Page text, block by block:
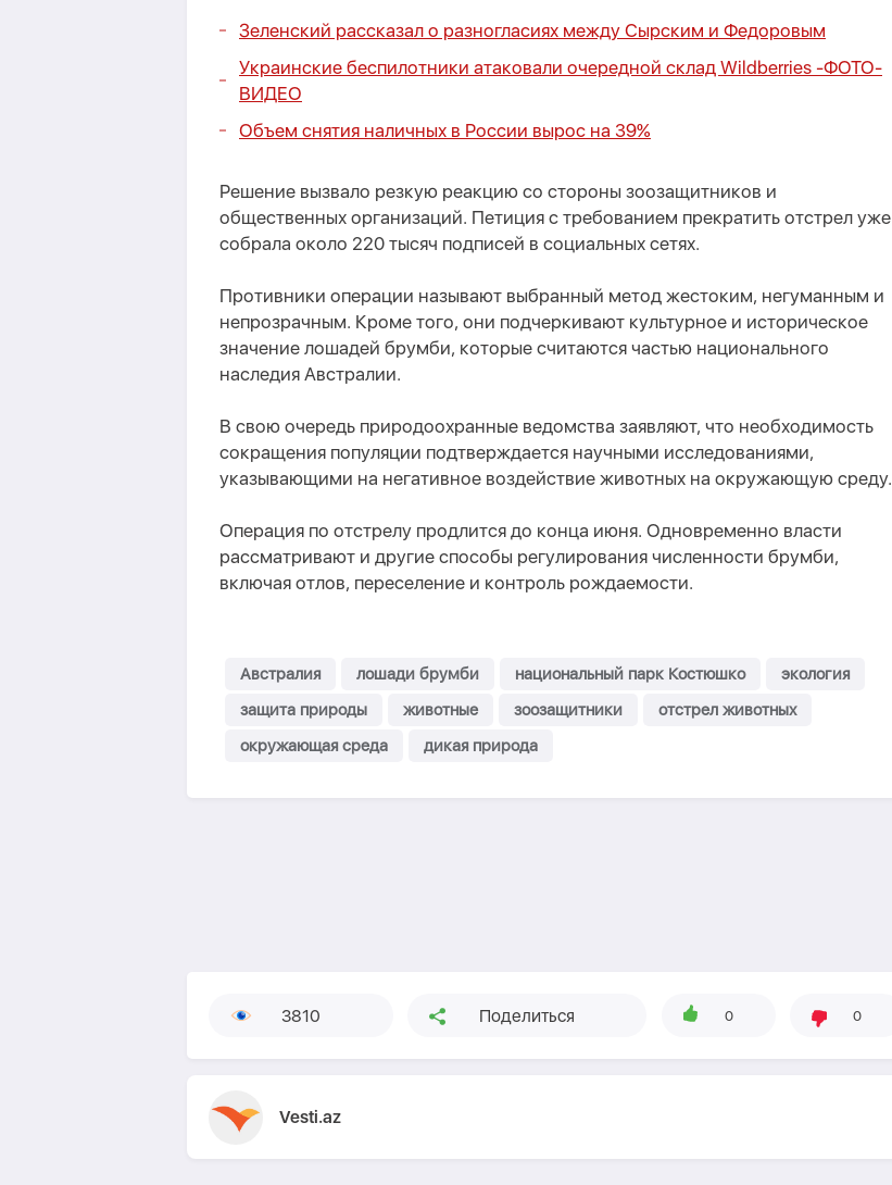
Зеленский рассказал о разногласиях между Сырским и Федоровым
Украинские беспилотники атаковали очередной склад Wildberries -ФОТО-
ВИДЕО
Объем снятия наличных в России вырос на 39%
Решение вызвало резкую реакцию со стороны зоозащитников и
общественных организаций. Петиция с требованием прекратить отстрел уже
собрала около 220 тысяч подписей в социальных сетях.
Противники операции называют выбранный метод жестоким, негуманным и
непрозрачным. Кроме того, они подчеркивают культурное и историческое
значение лошадей брумби, которые считаются частью национального
наследия Австралии.
В свою очередь природоохранные ведомства заявляют, что необходимость
сокращения популяции подтверждается научными исследованиями,
указывающими на негативное воздействие животных на окружающую среду.
Операция по отстрелу продлится до конца июня. Одновременно власти
рассматривают и другие способы регулирования численности брумби,
включая отлов, переселение и контроль рождаемости.
Австралия лошади брумби национальный парк Костюшко
экология
защита природы
животные зоозащитники
отстрел животных
окружающая среда
дикая природа
3810 Поделиться 0 0
Vesti.az